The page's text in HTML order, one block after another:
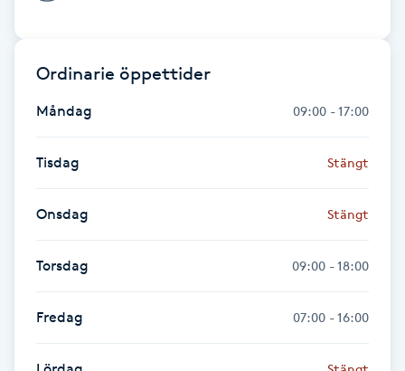
Fotvård
Fransar
Fransborttagning
Fransfärgning
Fransförlängning
Fransförlängning Megavolym
Ordinarie öppettider
Måndag 09:00 - 17:00
Tisdag Stängt
Onsdag Stängt
Torsdag 09:00 - 18:00
Fredag 07:00 - 16:00